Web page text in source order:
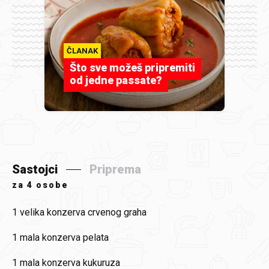
ČLANAK
Što sve možeš pripremiti
od jedne passate?
Sastojci Priprema
za 4 osobe
1 velika konzerva crvenog graha
1 mala konzerva pelata
1 mala konzerva kukuruza